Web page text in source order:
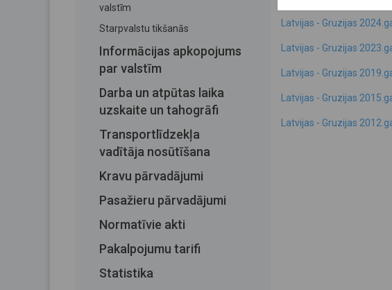
valstīm
Starpvalstu tikšanās
Informācijas apkopojums
par valstīm
Darba un atpūtas laika
uzskaite un tahogrāfi
Transportlīdzekļa
vadītāja nosūtīšana
Kravu pārvadājumi
Pasažieru pārvadājumi
Normatīvie akti
Pakalpojumu tarifi
Statistika
Latvijas - Gruzijas
Latvijas - Gruzijas
Latvijas - Gruzijas
Latvijas - Gruzijas
Latvijas - Gruzijas